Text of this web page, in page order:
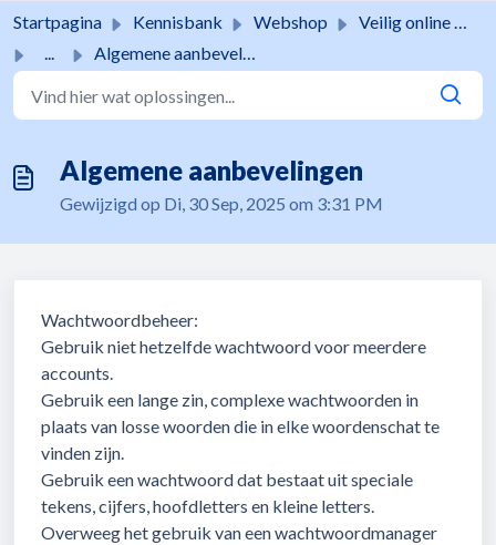
Startpagina Kennisbank Webshop
Veilig online winkelen
...
Algemene aanbevelingen
Algemene aanbevelingen
Gewijzigd op Di, 30 Sep, 2025 om 3:31 PM
Wachtwoordbeheer:
Gebruik niet hetzelfde wachtwoord voor meerdere
accounts.
Gebruik een lange zin, complexe wachtwoorden in
plaats van losse woorden die in elke woordenschat te
vinden zijn.
Gebruik een wachtwoord dat bestaat uit speciale
tekens, cijfers, hoofdletters en kleine letters.
Overweeg het gebruik van een wachtwoordmanager